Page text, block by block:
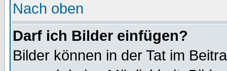
Nach oben
Darf ich Bilder einfügen?
Bilder können in der Tat im